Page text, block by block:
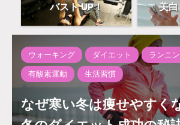
バスト UP！ 美
ウォーキング ダイエット ランニ
有酸素運動
生活習慣
なぜ寒い冬は痩せやすく